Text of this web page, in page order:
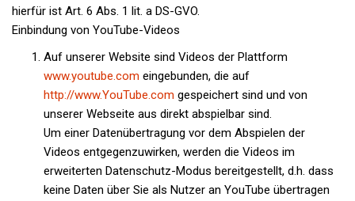
hierfür ist Art. 6 Abs. 1 lit. a DS-GVO.
Einbindung von YouTube-Videos
Auf unserer Website sind Videos der Plattform
www.youtube.com eingebunden, die auf
http://www.YouTube.com gespeichert sind und von
unserer Webseite aus direkt abspielbar sind.
Um einer Datenübertragung vor dem Abspielen der
Videos entgegenzuwirken, werden die Videos im
erweiterten Datenschutz-Modus bereitgestellt, d.h. dass
keine Daten über Sie als Nutzer an YouTube übertragen